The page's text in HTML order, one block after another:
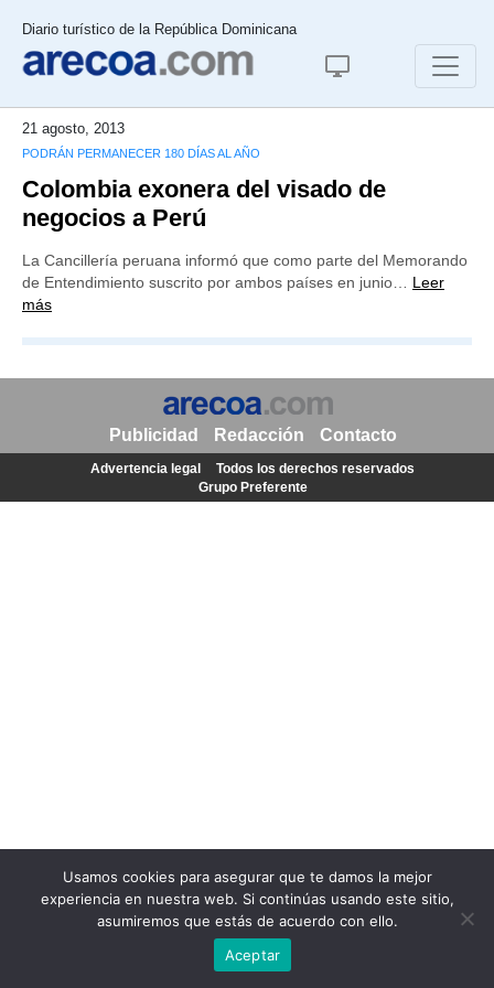
Diario turístico de la República Dominicana
21 agosto, 2013
PODRÁN PERMANECER 180 DÍAS AL AÑO
Colombia exonera del visado de
negocios a Perú
La Cancillería peruana informó que como parte del Memorando
de Entendimiento suscrito por ambos países en junio… Leer
más
Usamos cookies para asegurar que te damos la mejor
experiencia en nuestra web. Si continúas usando este sitio,
asumiremos que estás de acuerdo con ello.
Aceptar
Publicidad Redacción Contacto
Advertencia legal
Todos los derechos reservados
Grupo Preferente